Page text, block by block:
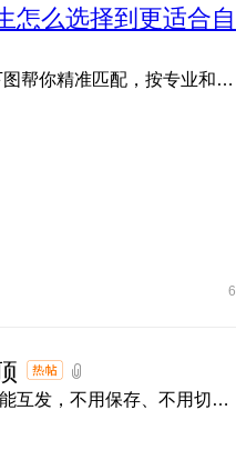
怎么选择到更适合自
文管生、理工生需求各不同：写论文、剪视频、编程、建模……如何选配置？下图帮你精准匹配，按专业和预算轻松抄作 ...
6
荣耀任意门直接封神！抖音、小红书、微信、QQ 、快手里的动图，长按一拖就能互发，不用保存、不用切软件，评论区 ...